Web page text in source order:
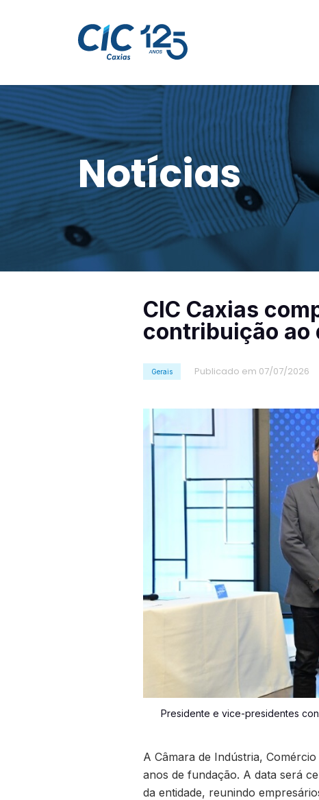
Notícias
CIC Caxias
contribuição ao
Gerais Publicado em 07/07/2026
Presidente e vice-presidentes
A Câmara de Indústria,
anos de fundação. A data será
da entidade, reunindo